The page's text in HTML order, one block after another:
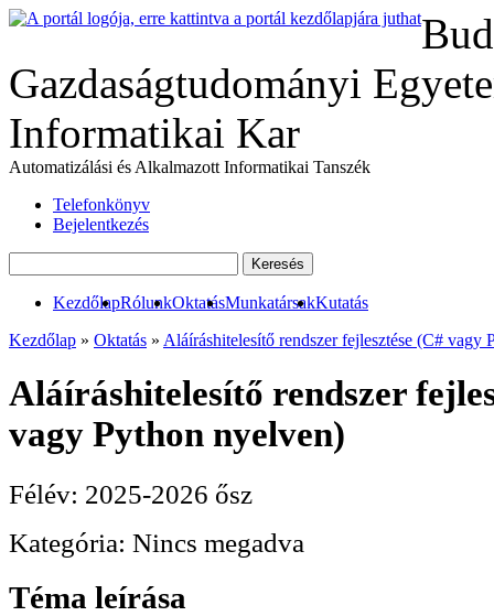
Gazdaságtudományi
Informatikai Kar
Automatizálási és Alkalmazott Informatikai Tanszék
Telefonkönyv
Bejelentkezés
KezdőlapRólunkOktatásMunkatársakKutatás
Kezdőlap » Oktatás » Aláíráshitelesítő rendszer fejlesztése (C# vagy
Aláíráshitelesítő rendszer
vagy Python nyelven)
Félév: 2025-2026 ősz
Kategória: Nincs megadva
Téma leírása